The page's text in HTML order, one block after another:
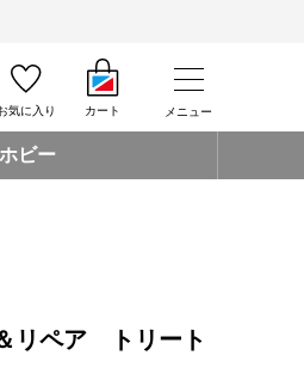
気に入り カート メニュー
ビー
リペア トリート